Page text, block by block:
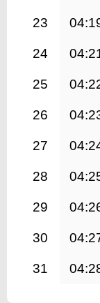
23
24
25
26
27
28
29
30
31